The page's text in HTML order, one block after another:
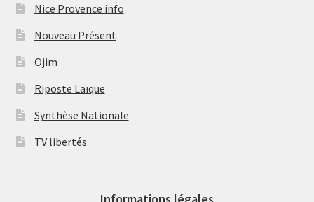
Nice Provence info
Nouveau Présent
Ojim
Riposte Laïque
Synthèse Nationale
TV libertés
Informations légales